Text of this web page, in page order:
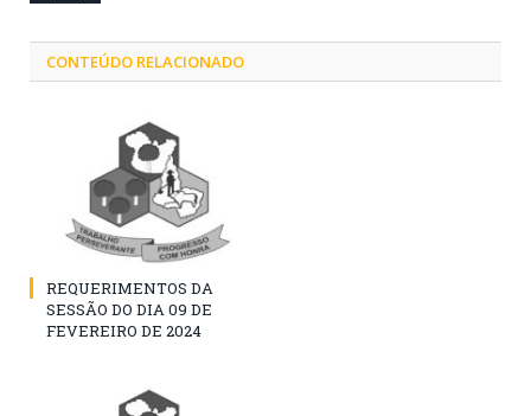
CONTEÚDO RELACIONADO
REQUERIMENTOS DA
SESSÃO DO DIA 09 DE
FEVEREIRO DE 2024